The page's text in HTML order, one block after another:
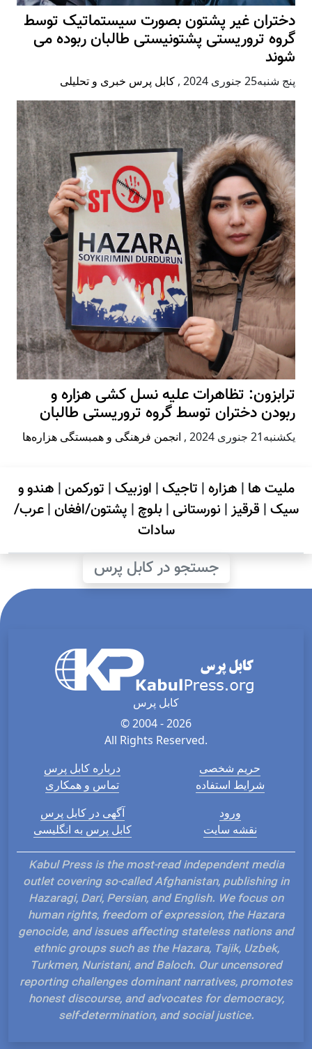
دختران غیر پشتون بصورت سیستماتیک توسط
گروه تروریستی پشتونیستی طالبان ربوده می
شوند
پنج شنبه25 جنوری 2024 , کابل پرس خبری و تحلیلی
ترابزون: تظاهرات علیه نسل کشی هزاره و
ربودن دختران توسط گروه تروریستی طالبان
يكشنبه21 جنوری 2024 , انجمن فرهنگی و همبستگی هزاره‌ها
ملیت ها | هزاره| تاجیک| اوزبیک| تورکمن| هندو و
سیک| قرقیز| نورستانی| بلوچ | پشتون/افغان|عرب/
سادات
جستجو در کابل پرس
کابل پرس
© 2004 - 2026
All Rights Reserved.
درباره کابل پرس
تماس و همکاری
حریم شخصی
شرایط استفاده
آگهی در کابل پرس
کابل پرس به انگلیسی
ورود
نقشه سایت
Kabul Press is the most-read independent media
outlet covering so-called Afghanistan, publishing in
Hazaragi, Dari, Persian, and English. We focus on
human rights, freedom of expression, the Hazara
genocide, and issues affecting stateless nations and
ethnic groups such as the Hazara, Tajik, Uzbek,
Turkmen, Nuristani, and Baloch. Our uncensored
reporting challenges dominant narratives, promotes
honest discourse, and advocates for democracy,
self-determination, and social justice.